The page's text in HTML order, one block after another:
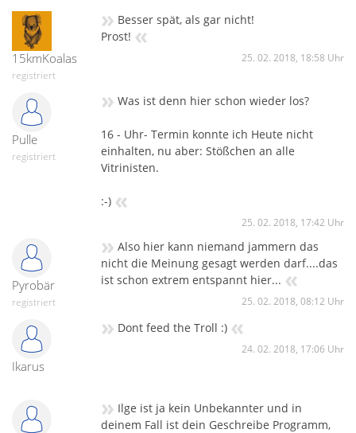
15kmKoalas
registriert
» Besser spät, als gar nicht!
Prost! «
25. 02. 2018, 18:58 Uhr
Pulle
registriert
» Was ist denn hier schon wieder los?
16 - Uhr- Termin konnte ich Heute nicht
einhalten, nu aber: Stößchen an alle
Vitrinisten.
:-) «
25. 02. 2018, 17:42 Uhr
Pyrobär
registriert
» Also hier kann niemand jammern das
nicht die Meinung gesagt werden darf....das
ist schon extrem entspannt hier... «
25. 02. 2018, 08:12 Uhr
Ikarus
» Dont feed the Troll :) «
24. 02. 2018, 17:06 Uhr
» Ilge ist ja kein Unbekannter und in
deinem Fall ist dein Geschreibe Programm,